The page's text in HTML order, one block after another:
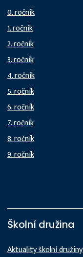
0. ročník
1. ročník
2. ročník
3. ročník
4. ročník
5. ročník
6. ročník
7. ročník
8. ročník
9. ročník
Školní družina
Aktuality školní družiny